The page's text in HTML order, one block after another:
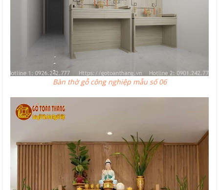
Bàn thờ gỗ công nghiệp mẫu số 06